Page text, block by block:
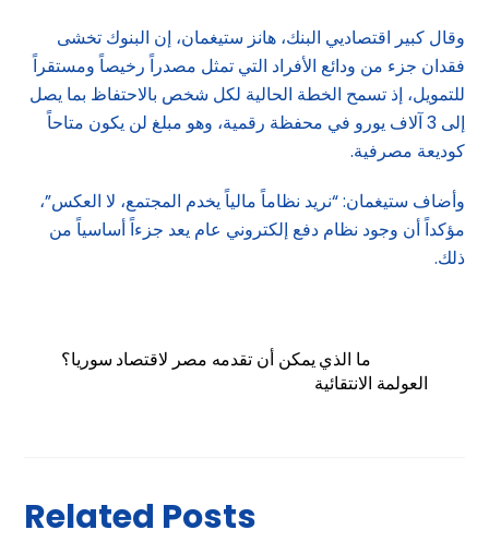
وقال كبير اقتصاديي البنك، هانز ستيغمان، إن البنوك تخشى
فقدان جزء من ودائع الأفراد التي تمثل مصدراً رخيصاً ومستقراً
للتمويل، إذ تسمح الخطة الحالية لكل شخص بالاحتفاظ بما يصل
إلى 3 آلاف يورو في محفظة رقمية، وهو مبلغ لن يكون متاحاً
كوديعة مصرفية.
وأضاف ستيغمان: “نريد نظاماً مالياً يخدم المجتمع، لا العكس”،
مؤكداً أن وجود نظام دفع إلكتروني عام يعد جزءاً أساسياً من
ذلك.
ما الذي يمكن أن تقدمه مصر لاقتصاد سوريا؟
العولمة الانتقائية
Related Posts